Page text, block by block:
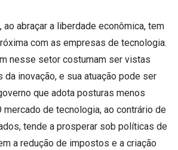
abraçar a liberdade econômica, tem
com as empresas de tecnologia.
nesse setor costumam ser vistas
inovação, e sua atuação pode ser
que adota posturas menos
mercado de tecnologia, ao contrário de
tende a prosperar sob políticas de
a redução de impostos e a criação